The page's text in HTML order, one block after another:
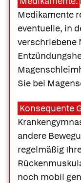
Medikamente
eventuelle, in
verschriebene
Sie bei
Konsequente
andere
regelmäßig
noch mobil